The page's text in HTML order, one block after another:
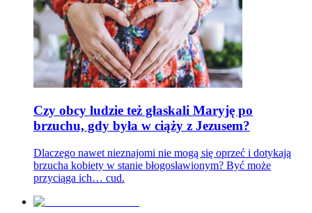
Czy obcy ludzie też głaskali Maryję po
brzuchu, gdy była w ciąży z Jezusem?
Dlaczego nawet nieznajomi nie mogą się oprzeć i dotykają
brzucha kobiety w stanie błogosławionym? Być może
przyciąga ich… cud.